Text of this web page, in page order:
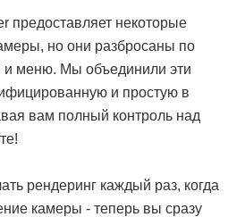
предоставляет некоторые
но они разбросаны по
и меню. Мы объединили эти
и простую в
вам полный контроль над
рендеринг каждый раз, когда
камеры - теперь вы сразу